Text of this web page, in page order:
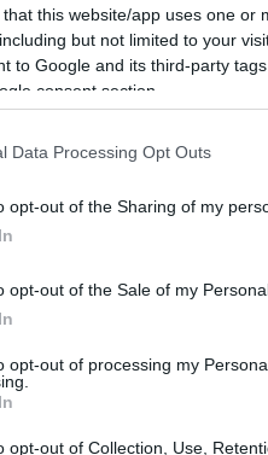
that this website/app uses one
but not limited to your
to Google and its third-party
consent section.
Data Processing Opt Outs
opt-out of the Sharing of my
opt-out of the Sale of my
opt-out of processing my
opt-out of Collection, Use,
οριστικό
οδικού άξονα,
σύμπραξης
τα οποία η διάρκεια
λειτουργίας και
συμπολίτευσης
για ένα θέμα που
τις πιο ευάλωτες
υποδομές, με τον
δέχεται αυξημένη